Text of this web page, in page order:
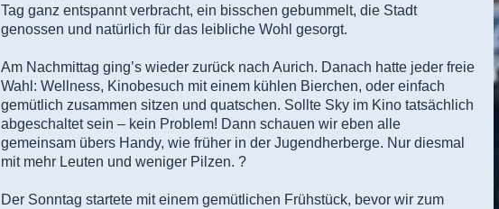
Tag ganz entspannt verbracht, ein bisschen gebummelt, die Stadt
genossen und natürlich für das leibliche Wohl gesorgt.
Am Nachmittag ging’s wieder zurück nach Aurich. Danach hatte jeder freie
Wahl: Wellness, Kinobesuch mit einem kühlen Bierchen, oder einfach
gemütlich zusammen sitzen und quatschen. Sollte Sky im Kino tatsächlich
abgeschaltet sein – kein Problem! Dann schauen wir eben alle
gemeinsam übers Handy, wie früher in der Jugendherberge. Nur diesmal
mit mehr Leuten und weniger Pilzen. ?
Der Sonntag startete mit einem gemütlichen Frühstück, bevor wir zum